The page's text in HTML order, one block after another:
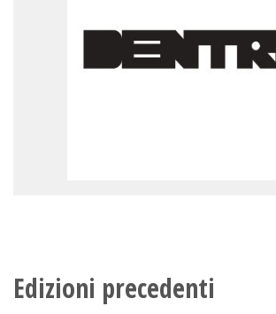
Edizioni precedenti